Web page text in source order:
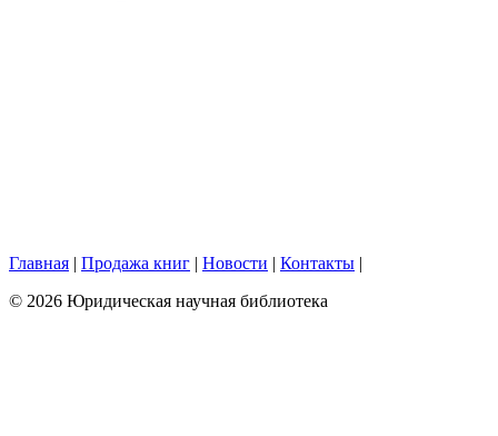
Главная | Продажа книг | Новости | Контакты |
© 2026 Юридическая научная библиотека